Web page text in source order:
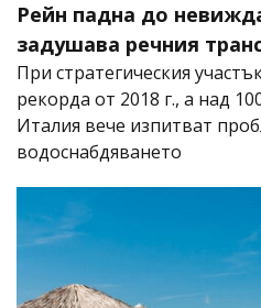
Рейн падна до
задушава речния
При стратегическия
рекорда от 2018 г., а над
Италия вече изпитват
водоснабдяването